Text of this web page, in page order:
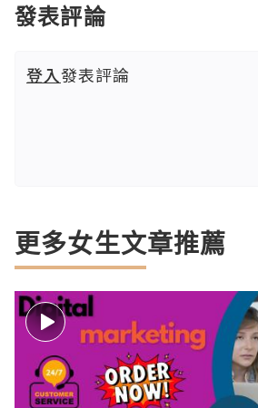
發表評論
登入發表評論
更多女生文章推薦